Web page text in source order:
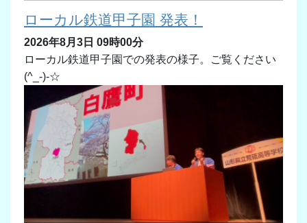
ローカル鉄道甲子園 発表！
2026年8月3日 09時00分
ローカル鉄道甲子園での発表の様子。ご覧ください
(^_-)-☆